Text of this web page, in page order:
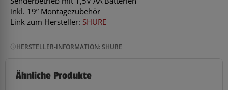
inkl. 19” Montagezubehör
Link zum Hersteller: SHURE
HERSTELLER-INFORMATION: SHURE
Ähnliche Produkte